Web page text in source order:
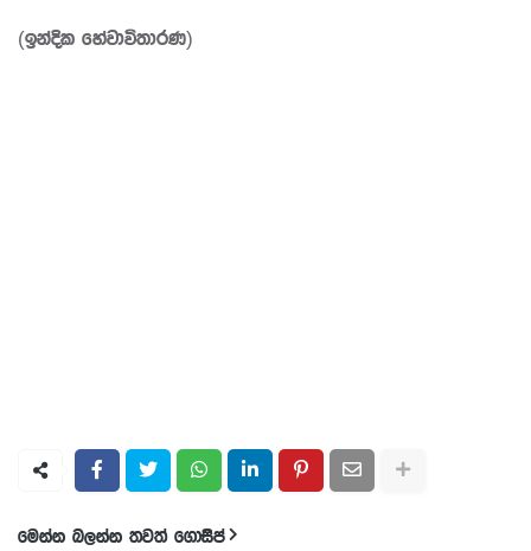
(ඉන්දික හේවාවිතාරණ)
මෙන්න බලන්න තවත් ගොසිප්